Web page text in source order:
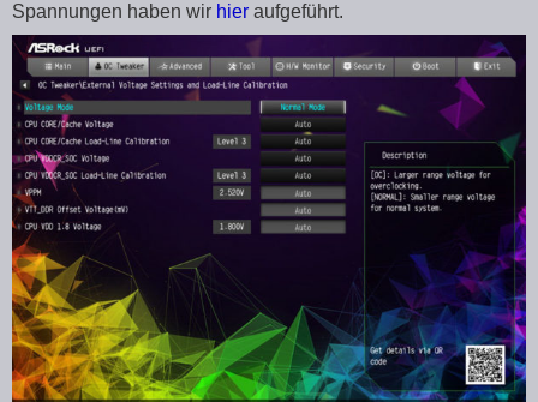
Spannungen haben wir hier aufgeführt.